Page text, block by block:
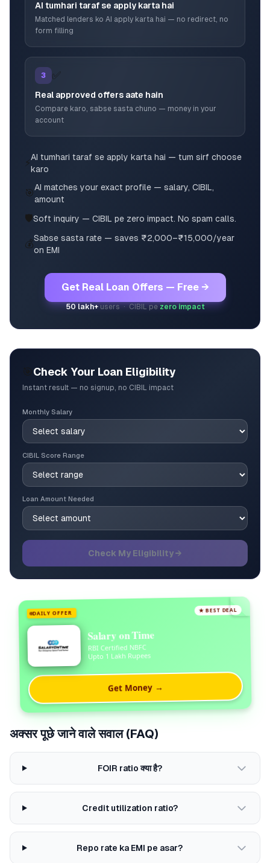
AI tumhari taraf se apply karta hai
Matched lenders ko AI apply karta hai — no redirect, no
form filling
3 ✅
Real approved offers aate hain
Compare karo, sabse sasta chuno — money in your
account
⚡AI tumhari taraf se apply karta hai — tum sirf choose
karo
🎯AI matches your exact profile — salary, CIBIL,
amount
🛡️Soft inquiry — CIBIL pe zero impact. No spam calls.
💰Sabse sasta rate — saves ₹2,000–₹15,000/year
on EMI
Get Real Loan Offers — Free →
50 lakh+users · CIBIL pezero impact
Check Your Loan Eligibility
Instant result — no signup, no CIBIL impact
Monthly Salary
CIBIL Score Range
Loan Amount Needed
Check My Eligibility →
DAILY OFFER ★ BEST DEAL
Salary on Time
RBI Certified NBFC
Upto 1 Lakh Rupees
Get Money →
अक्सर पूछे जाने वाले सवाल (FAQ)
FOIR ratio क्या है?
Credit utilization ratio?
Repo rate ka EMI pe asar?